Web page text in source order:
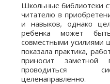
Школьные библиотеки
читателю в
и навыков, однако
ребенка может
совместными усилиями
показала практика,
приносит
проводиться
целенаправленно.